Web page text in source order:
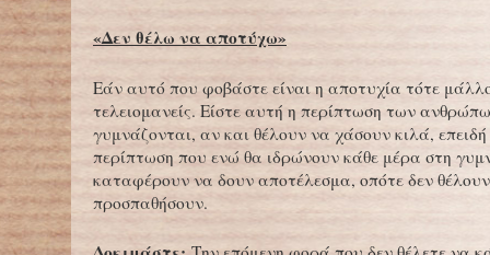
«Δεν θέλω να αποτύχω»
Εάν αυτό που φοβάστε είναι η αποτυχία τότε
τελειομανείς. Είστε αυτή η περίπτωση των
γυμνάζονται, αν και θέλουν να χάσουν κιλά,
περίπτωση που ενώ θα ιδρώνουν κάθε μέρα στη
καταφέρουν να δουν αποτέλεσμα, οπότε δεν
προσπαθήσουν.